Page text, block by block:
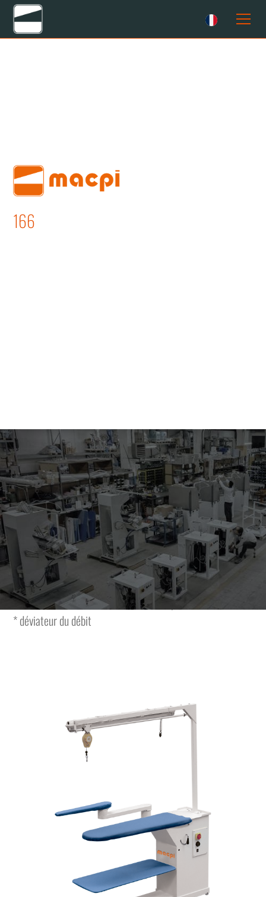
166
166
TABLE A’ REPASSER ASPIRANTE
La table a les caractéristiques suivantes et est complète
avec:
* forme universelle (1150x380x260mm)
* aspirateur incorporé de 0,56Kw
* connection branchement de n° 1 bras pour jeannette
* déviateur du débit